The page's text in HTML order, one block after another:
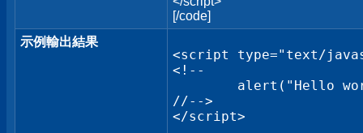
[/code]
示例輸出結果
<script type="text/
<!--
//-->
</script>